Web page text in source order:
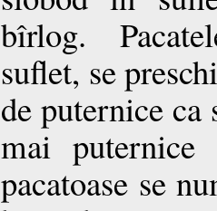
bîrlog.
suflet, se
de puternice
mai puternice
pacatoase se